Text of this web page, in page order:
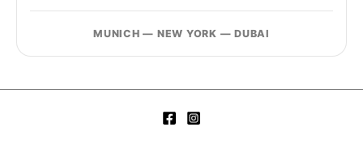
MUNICH — NEW YORK — DUBAI